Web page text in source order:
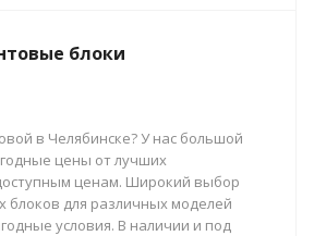
блоки
в Челябинске? У нас большой
цены от лучших
ценам. Широкий выбор
блоков для различных моделей
условия. В наличии и под